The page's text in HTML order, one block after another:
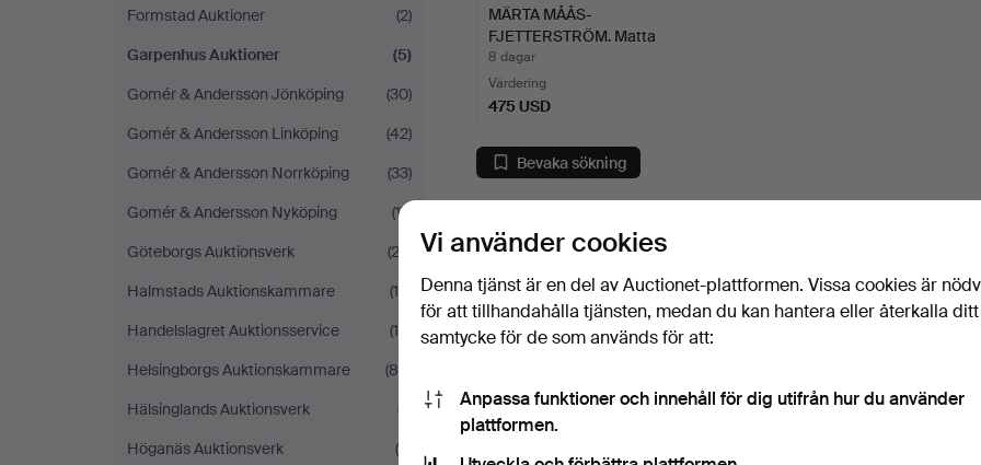
Formstad Auktioner
(2)
Garpenhus Auktioner
(5)
Gomér & Andersson Jönköping
(30)
Gomér & Andersson Linköping
(42)
Gomér & Andersson Norrköping
(33)
Gomér & Andersson Nyköping
(17)
Göteborgs Auktionsverk
(23)
Halmstads Auktionskammare
(15)
Handelslagret Auktionsservice
(19)
Helsingborgs Auktionskammare
(88)
Hälsinglands Auktionsverk
(7)
Höganäs Auktionsverk
(9)
MÄRTA MÅÅS-
FJETTERSTRÖM. Matta
"Körsbärsma…
8 dagar
Värdering
475 USD
Bevaka sökning
Vi använder cookies
Denna tjänst är en del av Auctionet-plattformen. Vissa cookies är
för att tillhandahålla tjänsten, medan du kan hantera eller återkalla ditt
samtycke för de som används för att:
Anpassa funktioner och innehåll för dig utifrån hur du använder
plattformen.